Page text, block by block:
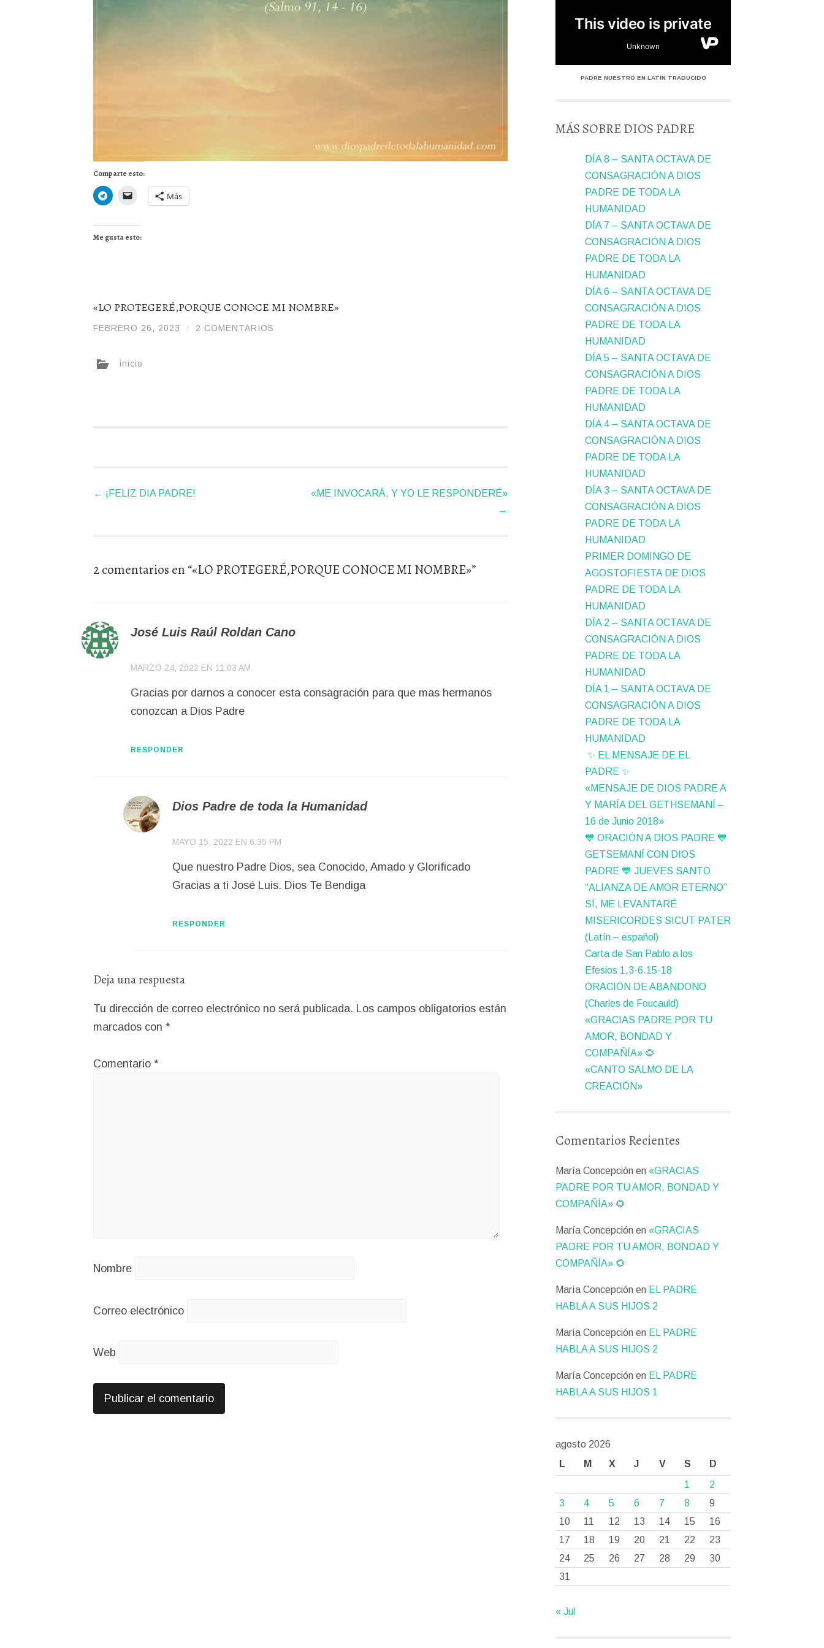
Comparte esto:
Más
Me gusta esto:
«LO PROTEGERÉ,PORQUE CONOCE MI NOMBRE»
FEBRERO 26, 2023 / 2 COMENTARIOS
inicio
← ¡FELIZ DIA PADRE!
«ME INVOCARÁ, Y YO LE RESPONDERÉ»
→
2 comentarios en “«LO PROTEGERÉ,PORQUE CONOCE MI NOMBRE»”
José Luis Raúl Roldan Cano
MARZO 24, 2022 EN 11:03 AM
Gracias por darnos a conocer esta consagración para que mas hermanos
conozcan a Dios Padre
RESPONDER
Dios Padre de toda la Humanidad
MAYO 15, 2022 EN 6:35 PM
Que nuestro Padre Dios, sea Conocido, Amado y Glorificado
Gracias a ti José Luis. Dios Te Bendiga
RESPONDER
Deja una respuesta
Tu dirección de correo electrónico no será publicada. Los campos obligatorios están
marcados con *
Comentario *
Nombre
Correo electrónico
Web
PADRE NUESTRO EN LATÍN TRADUCIDO
MÁS SOBRE DIOS PADRE
DÍA 8 – SANTA OCTAVA DE
CONSAGRACIÓN A DIOS
PADRE DE TODA LA
HUMANIDAD
DÍA 7 – SANTA OCTAVA DE
CONSAGRACIÓN A DIOS
PADRE DE TODA LA
HUMANIDAD
DÍA 6 – SANTA OCTAVA DE
CONSAGRACIÓN A DIOS
PADRE DE TODA LA
HUMANIDAD
DÍA 5 – SANTA OCTAVA DE
CONSAGRACIÓN A DIOS
PADRE DE TODA LA
HUMANIDAD
DÍA 4 – SANTA OCTAVA DE
CONSAGRACIÓN A DIOS
PADRE DE TODA LA
HUMANIDAD
DÍA 3 – SANTA OCTAVA DE
CONSAGRACIÓN A DIOS
PADRE DE TODA LA
HUMANIDAD
PRIMER DOMINGO DE
AGOSTOFIESTA DE DIOS
PADRE DE TODA LA
HUMANIDAD
DÍA 2 – SANTA OCTAVA DE
CONSAGRACIÓN A DIOS
PADRE DE TODA LA
HUMANIDAD
DÍA 1 – SANTA OCTAVA DE
CONSAGRACIÓN A DIOS
PADRE DE TODA LA
HUMANIDAD
✨ EL MENSAJE DE EL
PADRE ✨
«MENSAJE DE DIOS PADRE A
Y MARÍA DEL GETHSEMANÍ –
16 de Junio 2018»
💙 ORACIÓN A DIOS PADRE 💙
GETSEMANÍ CON DIOS
PADRE 💙 JUEVES SANTO
“ALIANZA DE AMOR ETERNO”
SÍ, ME LEVANTARÉ
MISERICORDES SICUT PATER
(Latín – español)
Carta de San Pablo a los
Efesios 1,3-6.15-18
ORACIÓN DE ABANDONO
(Charles de Foucauld)
«GRACIAS PADRE POR TU
AMOR, BONDAD Y
COMPAÑÍA» 🌻
«CANTO SALMO DE LA
CREACIÓN»
Comentarios Recientes
María Concepción en «GRACIAS
PADRE POR TU AMOR, BONDAD Y
COMPAÑÍA» 🌻
María Concepción en «GRACIAS
PADRE POR TU AMOR, BONDAD Y
COMPAÑÍA» 🌻
María Concepción en EL PADRE
HABLA A SUS HIJOS 2
María Concepción en EL PADRE
HABLA A SUS HIJOS 2
María Concepción en EL PADRE
HABLA A SUS HIJOS 1
agosto 2026
L
M X J V S
D
1
2
3
4 5 6 7 8
9
10
11 12 13 14 15
16
17
18 19 20 21 22
23
24
25 26 27 28 29
30
31
« Jul